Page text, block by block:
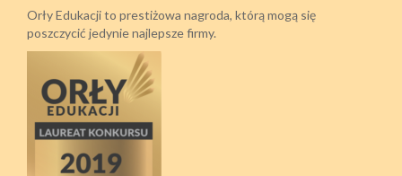
Orły Edukacji to prestiżowa nagroda, którą mogą się
poszczycić jedynie najlepsze firmy.